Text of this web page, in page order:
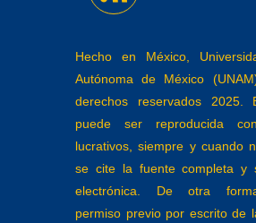
Hecho en México,
Autónoma de México
derechos reservados 2025.
puede ser reproducida
lucrativos, siempre y cuando
se cite la fuente completa y
electrónica. De otra
permiso previo por escrito de